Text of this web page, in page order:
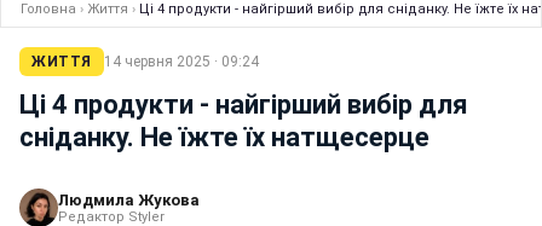
Головна › Життя › Ці 4 продукти - найгірший вибір для сніданку. Не їжте їх
ЖИТТЯ 14 червня 2025 · 09:24
Ці 4 продукти - найгірший вибір для
сніданку. Не їжте їх натщесерце
Людмила Жукова
Редактор Styler